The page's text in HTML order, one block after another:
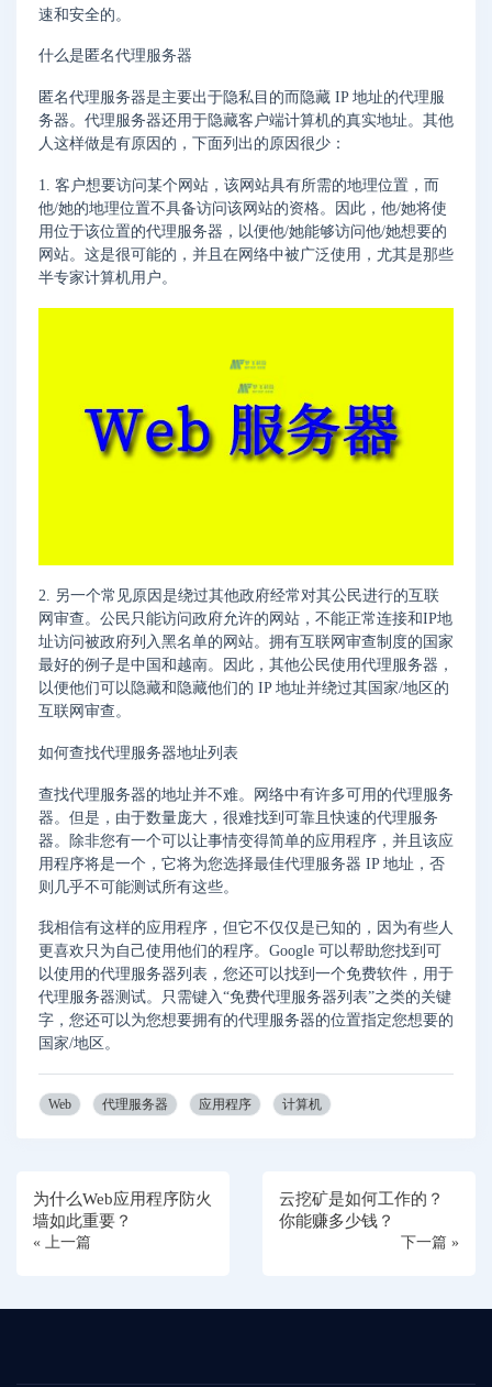
速和安全的。
什么是匿名代理服务器
匿名代理服务器是主要出于隐私目的而隐藏 IP 地址的代理服
务器。代理服务器还用于隐藏客户端计算机的真实地址。其他
人这样做是有原因的，下面列出的原因很少：
1. 客户想要访问某个网站，该网站具有所需的地理位置，而
他/她的地理位置不具备访问该网站的资格。因此，他/她将使
用位于该位置的代理服务器，以便他/她能够访问他/她想要的
网站。这是很可能的，并且在网络中被广泛使用，尤其是那些
半专家计算机用户。
2. 另一个常见原因是绕过其他政府经常对其公民进行的互联
网审查。公民只能访问政府允许的网站，不能正常连接和IP地
址访问被政府列入黑名单的网站。拥有互联网审查制度的国家
最好的例子是中国和越南。因此，其他公民使用代理服务器，
以便他们可以隐藏和隐藏他们的 IP 地址并绕过其国家/地区的
互联网审查。
如何查找代理服务器地址列表
查找代理服务器的地址并不难。网络中有许多可用的代理服务
器。但是，由于数量庞大，很难找到可靠且快速的代理服务
器。除非您有一个可以让事情变得简单的应用程序，并且该应
用程序将是一个，它将为您选择最佳代理服务器 IP 地址，否
则几乎不可能测试所有这些。
我相信有这样的应用程序，但它不仅仅是已知的，因为有些人
更喜欢只为自己使用他们的程序。Google 可以帮助您找到可
以使用的代理服务器列表，您还可以找到一个免费软件，用于
代理服务器测试。只需键入“免费代理服务器列表”之类的关键
字，您还可以为您想要拥有的代理服务器的位置指定您想要的
国家/地区。
Web 代理服务器 应用程序 计算机
为什么Web应用程序防火
墙如此重要？
« 上一篇
云挖矿是如何工作的？
你能赚多少钱？
下一篇 »